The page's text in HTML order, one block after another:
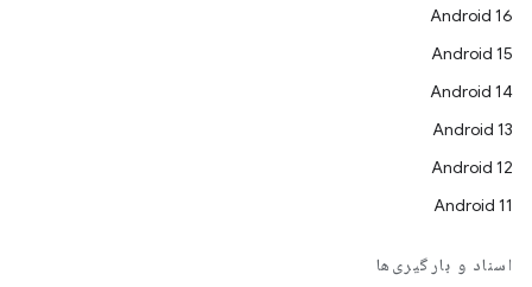
Android 16
Android 15
Android 14
Android 13
Android 12
Android 11
اسناد و بارگیری‌ها